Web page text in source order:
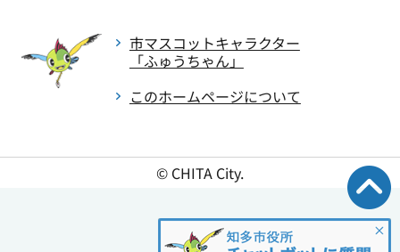
市マスコットキャラクター
「ふゅうちゃん」
このホームページについて
© CHITA City.